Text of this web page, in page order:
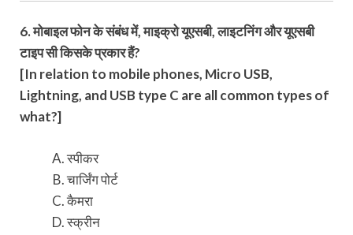
6. मोबाइल फोन के संबंध में, माइक्रो यूएसबी, लाइटनिंग और यूएसबी
टाइप सी किसके प्रकार हैं?
[In relation to mobile phones, Micro USB,
Lightning, and USB type C are all common types of
what?]
स्पीकर
चार्जिंग पोर्ट
कैमरा
स्क्रीन